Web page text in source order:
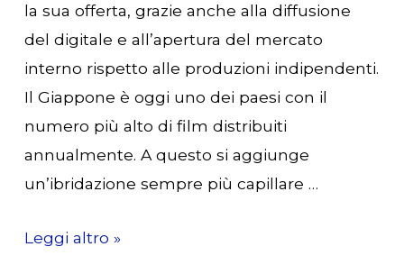
la sua offerta, grazie anche alla diffusione
del digitale e all’apertura del mercato
interno rispetto alle produzioni indipendenti.
Il Giappone è oggi uno dei paesi con il
numero più alto di film distribuiti
annualmente. A questo si aggiunge
un’ibridazione sempre più capillare …
26
Leggi altro »